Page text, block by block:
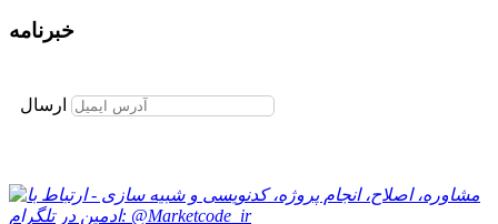
خبرنامه
ارسال